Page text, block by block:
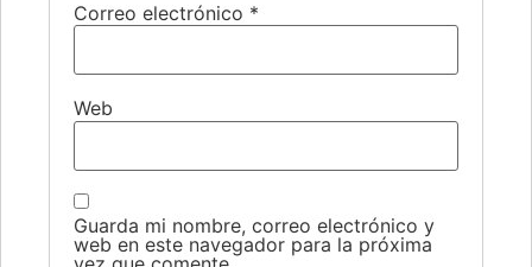
Correo electrónico *
Web
Guarda mi nombre, correo electrónico y
web en este navegador para la próxima